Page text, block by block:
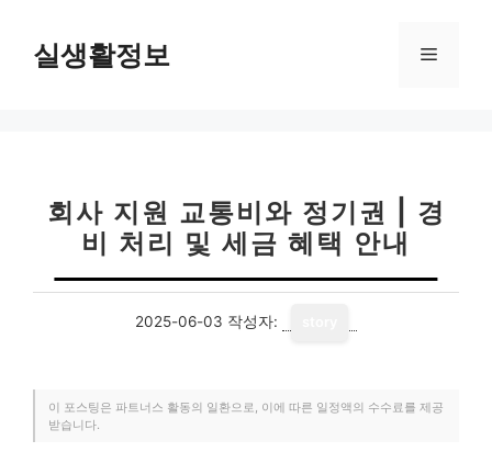
실생활정보 메
회사 지원 교통비와 정기권 | 경
비 처리 및 세금 혜택 안내
2025-06-03 작성자:
이 포스팅은 파트너스 활동의 일환으로, 이에 따른 일정액의 수수료를 제공
받습니다.